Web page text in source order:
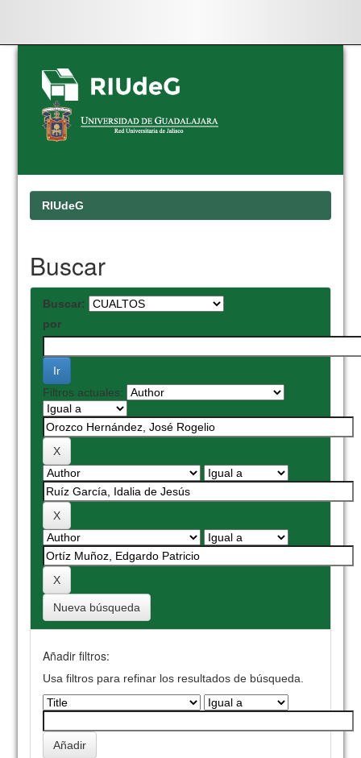
Skip
navigation
RIUdeG
Buscar
Buscar:
por
Filtros actuales:
Nueva búsqueda
Añadir filtros:
Usa filtros para refinar los resultados de búsqueda.